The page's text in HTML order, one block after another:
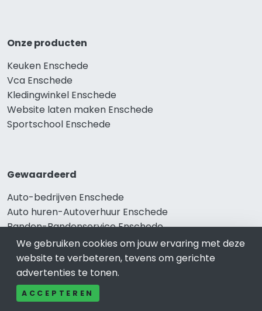
Onze producten
Keuken Enschede
Vca Enschede
Kledingwinkel Enschede
Website laten maken Enschede
Sportschool Enschede
Gewaardeerd
Auto-bedrijven Enschede
Auto huren-Autoverhuur Enschede
Banden-Bandenservice Enschede
Advocatenkantoren Enschede
Slotenmaker Enschede
Populair
We gebruiken cookies om jouw ervaring met deze
website te verbeteren, tevens om gerichte
advertenties te tonen.
ACCEPTEREN